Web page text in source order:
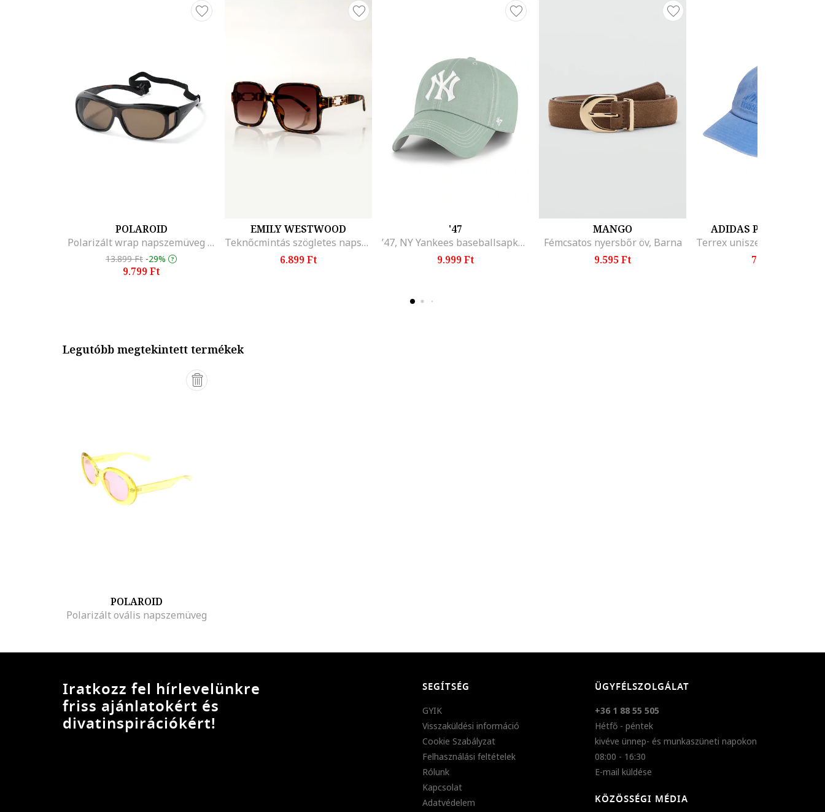
POLAROID
Polarizált wrap napszemüveg rugalmas pánttal
13.899 Ft -29%
9.799 Ft
EMILY WESTWOOD
Teknőcmintás szögletes napszemüveg, Sötétbarna
6.899 Ft
'47
’47, NY Yankees baseballsapka kontrasztos részletekkel, Fehér/Halványzöld
9.999 Ft
MANGO
Fémcsatos nyersbőr öv, Barna
9.595 Ft
ADIDAS
7.399 Ft
Legutóbb megtekintett termékek
POLAROID
Polarizált ovális napszemüveg
Iratkozz fel hírlevelünkre
friss ajánlatokért és
divatinspirációkért!
SEGÍTSÉG
GYIK
Visszaküldési információ
Cookie Szabályzat
Felhasználási feltételek
Rólunk
Kapcsolat
Adatvédelem
ÜGYFÉLSZOLGÁLAT
+36 1 88 55 505
Hétfő - péntek
kivéve ünnep- és munkaszüneti napokon
08:00 - 16:30
E-mail küldése
KÖZÖSSÉGI MÉDIA